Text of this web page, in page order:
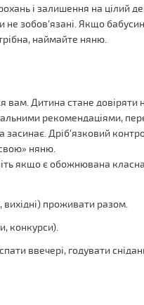
і залишення на цілий
не зобов'язані. Якщо
наймайте няню.
вам. Дитина стане довіряти
рекомендаціями,
засинає. Дріб'язковий
няню.
якщо є обожнювана
проживати разом.
конкурси).
ввечері, годувати